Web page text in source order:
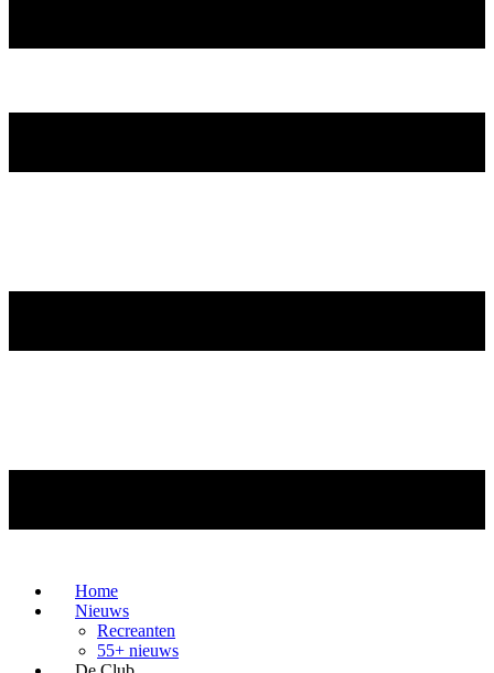
Home
Nieuws
Recreanten
55+ nieuws